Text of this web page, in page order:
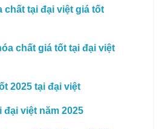
tại đại việt giá tốt
chất giá tốt tại đại việt
2025 tại đại việt
đại việt năm 2025